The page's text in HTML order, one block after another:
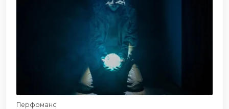
Перфоманс